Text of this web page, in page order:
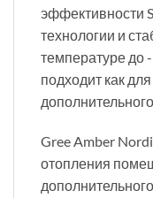
эффективности
технологии и
температуре до
подходит как
Gree Amber
отопления